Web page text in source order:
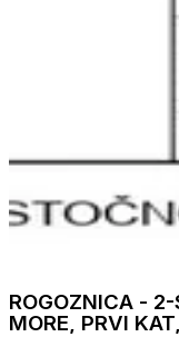
ROGOZNICA -
MORE, PRVI